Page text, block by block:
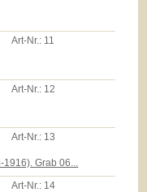
Art-Nr.: 11
Art-Nr.: 12
Art-Nr.: 13
1916). Grab 06...
Art-Nr.: 14